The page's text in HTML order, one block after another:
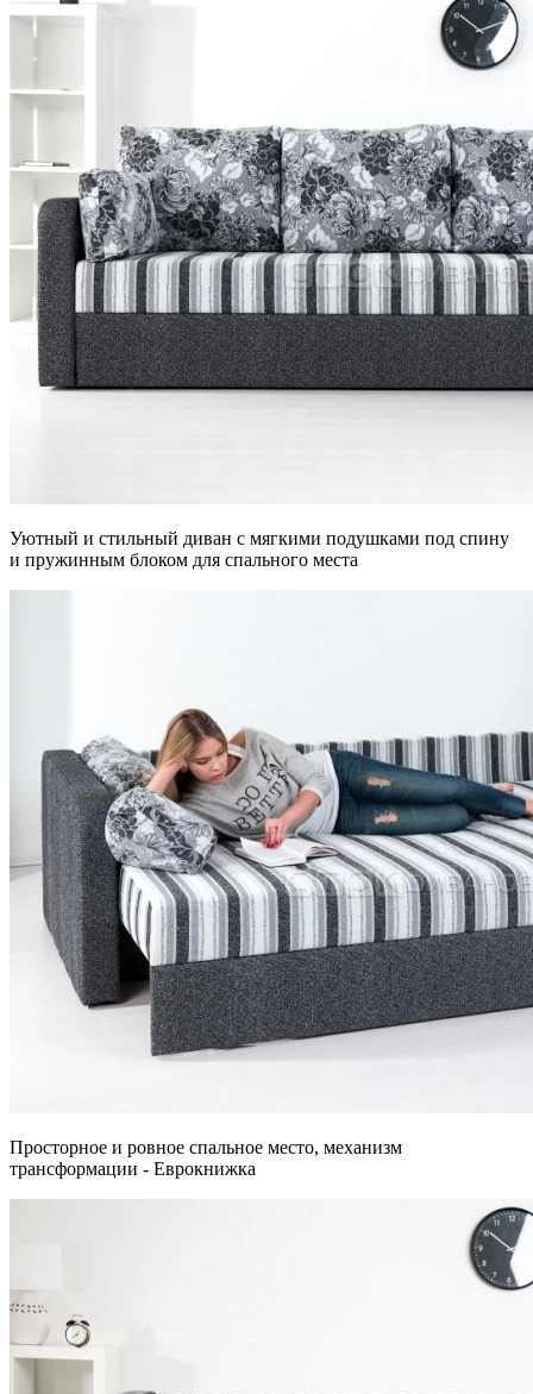
Уютный и стильный диван с мягкими подушками под спину
и пружинным блоком для спального места
Просторное и ровное спальное место, механизм
трансформации - Еврокнижка